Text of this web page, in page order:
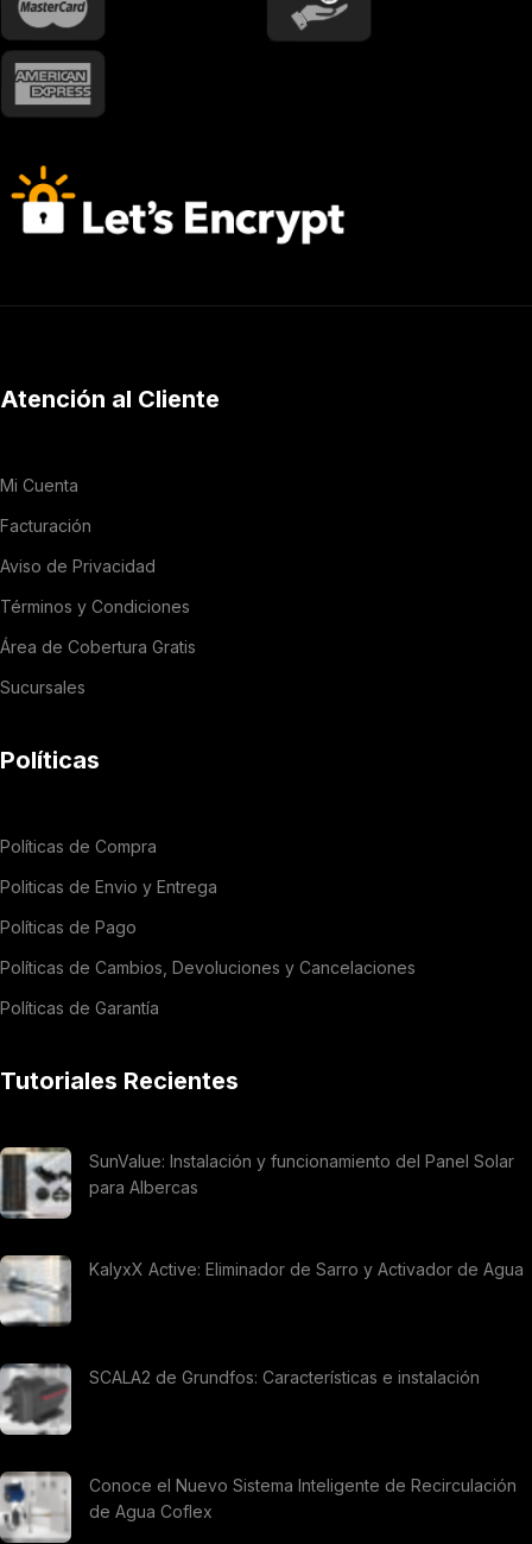
Atención al Cliente
Mi Cuenta
Facturación
Aviso de Privacidad
Términos y Condiciones
Área de Cobertura Gratis
Sucursales
Políticas
Políticas de Compra
Politicas de Envio y Entrega
Políticas de Pago
Políticas de Cambios, Devoluciones y Cancelaciones
Políticas de Garantía
Tutoriales Recientes
SunValue: Instalación y funcionamiento del Panel Solar
para Albercas
KalyxX Active: Eliminador de Sarro y Activador de Agua
SCALA2 de Grundfos: Características e instalación
Conoce el Nuevo Sistema Inteligente de Recirculación
de Agua Coflex